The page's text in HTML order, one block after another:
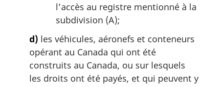
l’accès au registre mentionné à la
subdivision (A);
d) les véhicules, aéronefs et conteneurs
opérant au Canada qui ont été
construits au Canada, ou sur lesquels
les droits ont été payés, et qui peuvent y